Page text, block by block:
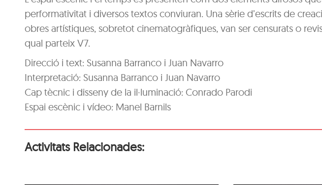
performativitat i diversos textos conviuran. Una sèrie d’escrits de
obres artístiques, sobretot cinematogràfiques, van ser censurats o
qual parteix V7.
Direcció i text: Susanna Barranco i Juan Navarro
Interpretació: Susanna Barranco i Juan Navarro
Cap tècnic i disseny de la il·luminació: Conrado Parodi
Espai escènic i vídeo: Manel Barnils
Activitats Relacionades: